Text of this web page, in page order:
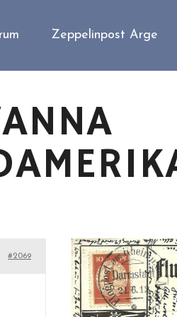
Zeppelinpost Arge
#2069